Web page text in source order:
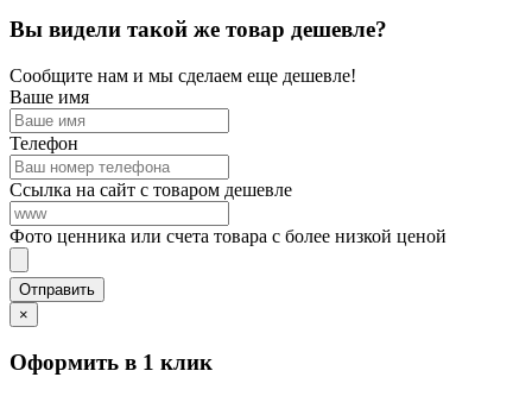
Вы видели такой же товар дешевле?
Сообщите нам и мы сделаем еще дешевле!
Ваше имя
Телефон
Ссылка на сайт с товаром дешевле
Фото ценника или счета товара с более низкой ценой
×
Оформить в 1 клик